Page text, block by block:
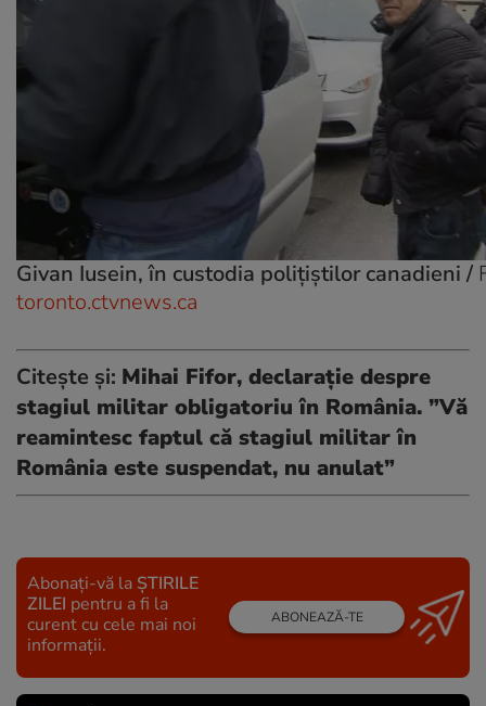
Givan Iusein, în custodia polițiștilor canadieni /
toronto.ctvnews.ca
Citește și: Mihai Fifor, declarație despre
stagiul militar obligatoriu în România. ”Vă
reamintesc faptul că stagiul militar în
România este suspendat, nu anulat”
Abonați-vă la ȘTIRILE
ZILEI pentru a fi la
curent cu cele mai noi
informații.
ABONEAZĂ-TE